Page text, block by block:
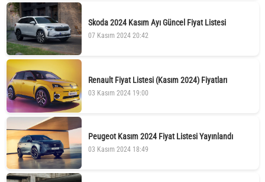
Skoda 2024 Kasım Ayı Güncel Fiyat Listesi
07 Kasım 2024 20:42
Renault Fiyat Listesi (Kasım 2024) Fiyatları
03 Kasım 2024 19:00
Peugeot Kasım 2024 Fiyat Listesi Yayınlandı
03 Kasım 2024 18:49